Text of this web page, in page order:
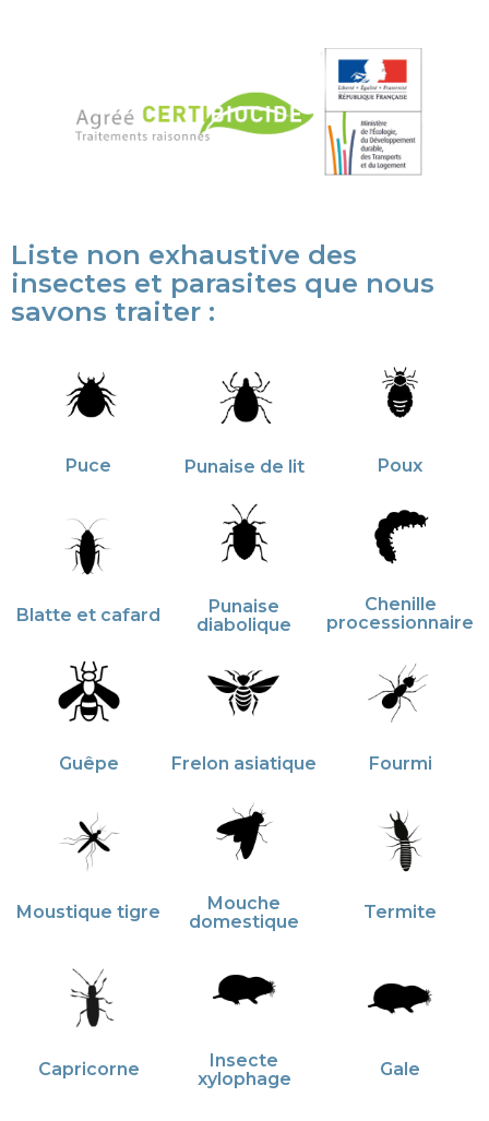
Liste non exhaustive des
insectes et parasites que nous
savons traiter :
Puce Punaise de lit Poux
Blatte et cafard
Punaise
diabolique
Chenille
processionnaire
Guêpe Frelon asiatique Fourmi
Moustique tigre
Mouche
domestique
Termite
Capricorne
Insecte
xylophage
Gale